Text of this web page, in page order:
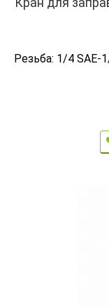
Резьба: 1/4 SAE-